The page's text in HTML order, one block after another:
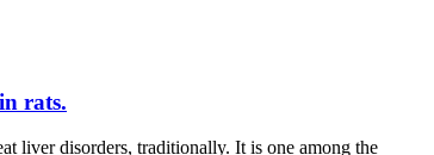
rats.
liver disorders, traditionally. It is one among the